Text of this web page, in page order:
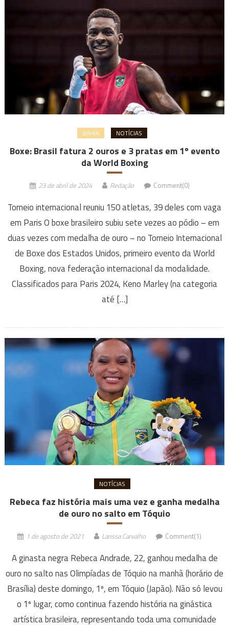
BAHIA NOTÍCIAS
Boxe: Brasil fatura 2 ouros e 3 pratas em 1º evento
da World Boxing
23 de abril de 2024 Redação Comment(0)
Torneio internacional reuniu 150 atletas, 39 deles com vaga
em Paris O boxe brasileiro subiu sete vezes ao pódio – em
duas vezes com medalha de ouro – no Torneio Internacional
de Boxe dos Estados Unidos, primeiro evento da World
Boxing, nova federação internacional da modalidade.
Classificados para Paris 2024, Keno Marley (na categoria
até […]
NOTÍCIAS
Rebeca faz história mais uma vez e ganha medalha
de ouro no salto em Tóquio
1 de agosto de 2021 Larissa Carvalho Comment(1)
A ginasta negra Rebeca Andrade, 22, ganhou medalha de
ouro no salto nas Olimpíadas de Tóquio na manhã (horário de
Brasília) deste domingo, 1º, em Tóquio (Japão). Não só levou
o 1º lugar, como continua fazendo história na ginástica
artística brasileira, representando toda uma comunidade